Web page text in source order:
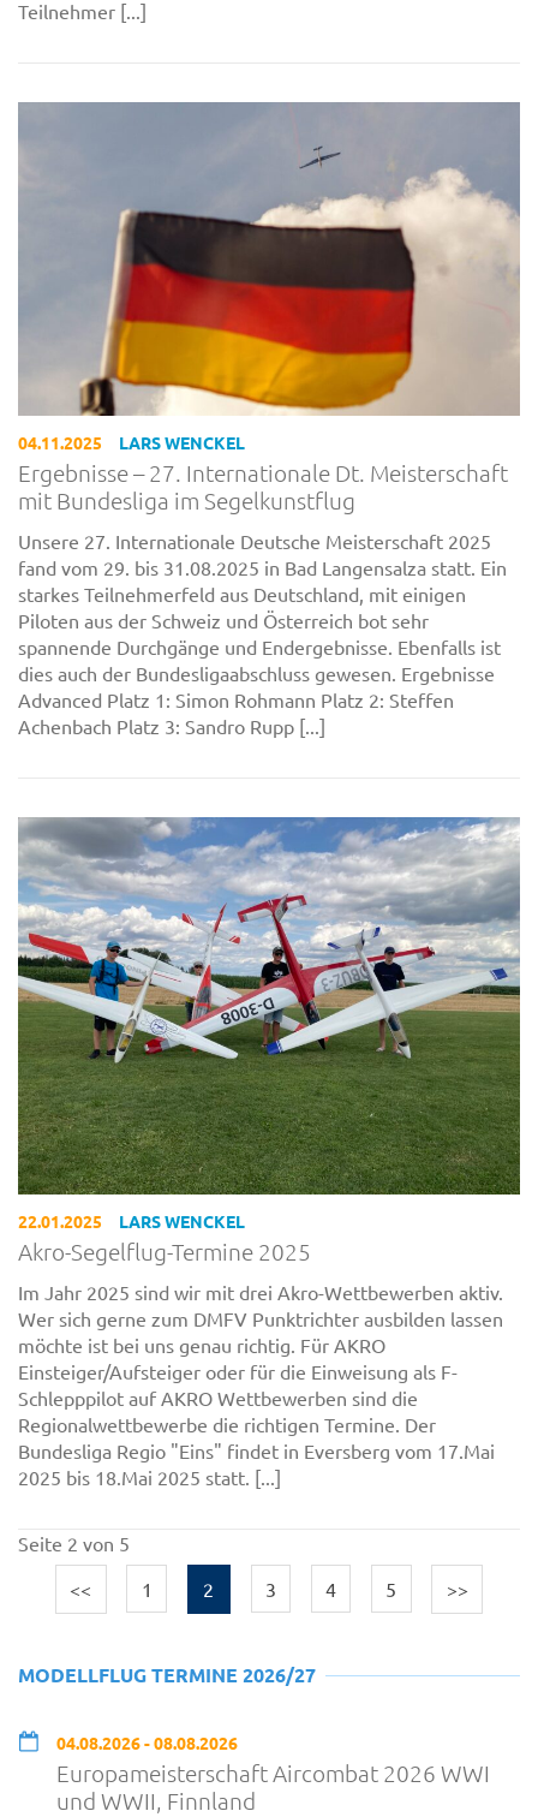
Teilnehmer [...]
04.11.2025 LARS WENCKEL
Ergebnisse – 27. Internationale Dt. Meisterschaft
mit Bundesliga im Segelkunstflug
Unsere 27. Internationale Deutsche Meisterschaft 2025
fand vom 29. bis 31.08.2025 in Bad Langensalza statt. Ein
starkes Teilnehmerfeld aus Deutschland, mit einigen
Piloten aus der Schweiz und Österreich bot sehr
spannende Durchgänge und Endergebnisse. Ebenfalls ist
dies auch der Bundesligaabschluss gewesen. Ergebnisse
Advanced Platz 1: Simon Rohmann Platz 2: Steffen
Achenbach Platz 3: Sandro Rupp [...]
22.01.2025 LARS WENCKEL
Akro-Segelflug-Termine 2025
Im Jahr 2025 sind wir mit drei Akro-Wettbewerben aktiv.
Wer sich gerne zum DMFV Punktrichter ausbilden lassen
möchte ist bei uns genau richtig. Für AKRO
Einsteiger/Aufsteiger oder für die Einweisung als F-
Schlepppilot auf AKRO Wettbewerben sind die
Regionalwettbewerbe die richtigen Termine. Der
Bundesliga Regio "Eins" findet in Eversberg vom 17.Mai
2025 bis 18.Mai 2025 statt. [...]
Seite 2 von 5
<<
1 2 3 4 5 >>
MODELLFLUG TERMINE 2026/27
04.08.2026 - 08.08.2026
Europameisterschaft Aircombat 2026 WWI
und WWII, Finnland